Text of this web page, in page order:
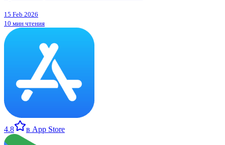
15 Feb 2026
10 мин чтения
4.8 в App Store